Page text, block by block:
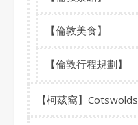
【倫敦美食】
【倫敦行程規劃】
【柯茲窩】Cotswolds